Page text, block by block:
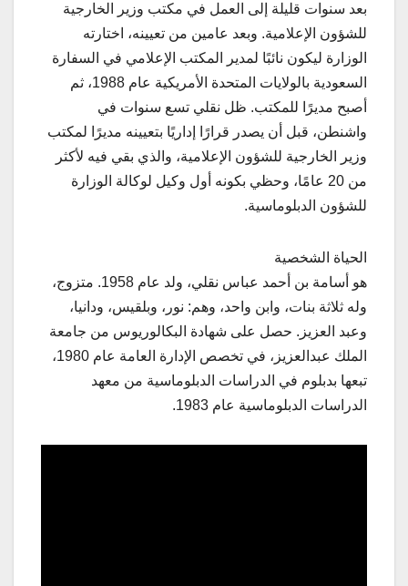
بعد سنوات قليلة إلى العمل في مكتب وزير الخارجية
للشؤون الإعلامية. وبعد عامين من تعيينه، اختارته
الوزارة ليكون نائبًا لمدير المكتب الإعلامي في السفارة
السعودية بالولايات المتحدة الأمريكية عام 1988، ثم
أصبح مديرًا للمكتب. ظل نقلي تسع سنوات في
واشنطن، قبل أن يصدر قرارًا إداريًا بتعيينه مديرًا لمكتب
وزير الخارجية للشؤون الإعلامية، والذي بقي فيه لأكثر
من 20 عامًا، وحظي بكونه أول وكيل لوكالة الوزارة
للشؤون الدبلوماسية.
الحياة الشخصية
هو أسامة بن أحمد عباس نقلي، ولد عام 1958. متزوج،
وله ثلاثة بنات، وابن واحد، وهم: نور، وبلقيس، ودانيا،
وعبد العزيز. حصل على شهادة البكالوريوس من جامعة
الملك عبدالعزيز، في تخصص الإدارة العامة عام 1980،
تبعها بدبلوم في الدراسات الدبلوماسية من معھد
الدراسات الدبلوماسیة عام 1983.